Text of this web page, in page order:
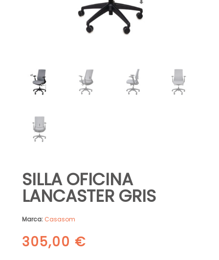
SILLA OFICINA
LANCASTER GRIS
Marca: Casasom
305,00 €